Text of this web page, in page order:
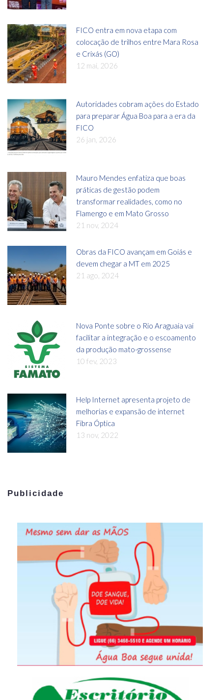
FICO entra em nova etapa com
colocação de trilhos entre Mara Rosa
e Crixás (GO)
12 mai, 2026
Autoridades cobram ações do Estado
para preparar Água Boa para a era da
FICO
26 jan, 2026
Mauro Mendes enfatiza que boas
práticas de gestão podem
transformar realidades, como no
Flamengo e em Mato Grosso
21 nov, 2024
Obras da FICO avançam em Goiás e
devem chegar a MT em 2025
21 ago, 2024
Nova Ponte sobre o Rio Araguaia vai
facilitar a integração e o escoamento
da produção mato-grossense
10 fev, 2023
Help Internet apresenta projeto de
melhorias e expansão de internet
Fibra Óptica
13 nov, 2022
Publicidade